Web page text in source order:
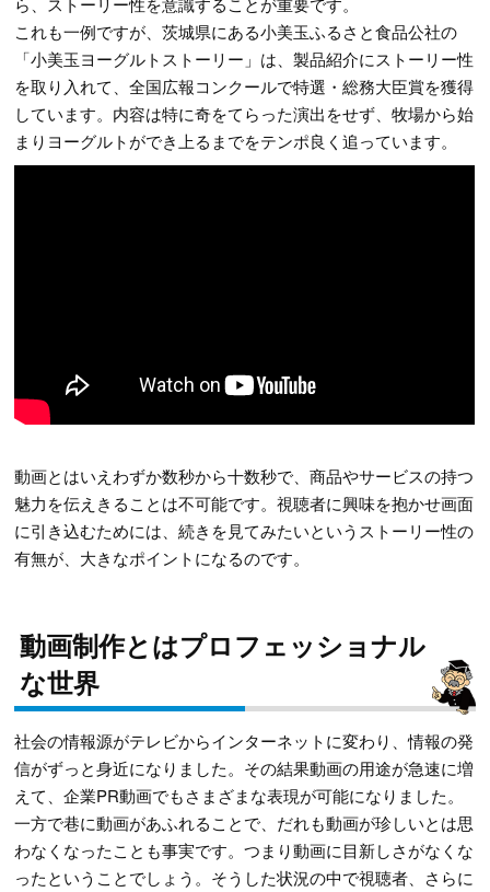
これも一例ですが、茨城県にある小美玉ふるさと食品公社の
「小美玉ヨーグルトストーリー」は、製品紹介にストーリー性
を取り入れて、全国広報コンクールで特選・総務大臣賞を獲得
しています。内容は特に奇をてらった演出をせず、牧場から始
まりヨーグルトができ上るまでをテンポ良く追っています。
動画とはいえわずか数秒から十数秒で、商品やサービスの持つ
魅力を伝えきることは不可能です。視聴者に興味を抱かせ画面
に引き込むためには、続きを見てみたいというストーリー性の
有無が、大きなポイントになるのです。
動画制作とはプロフェッショナル
な世界
社会の情報源がテレビからインターネットに変わり、情報の発
信がずっと身近になりました。その結果動画の用途が急速に増
えて、企業PR動画でもさまざまな表現が可能になりました。
一方で巷に動画があふれることで、だれも動画が珍しいとは思
わなくなったことも事実です。つまり動画に目新しさがなくな
ったということでしょう。そうした状況の中で視聴者、さらに